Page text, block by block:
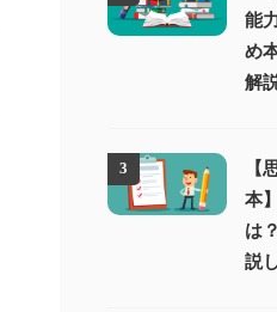
能
め
解
3
【
本
は
説